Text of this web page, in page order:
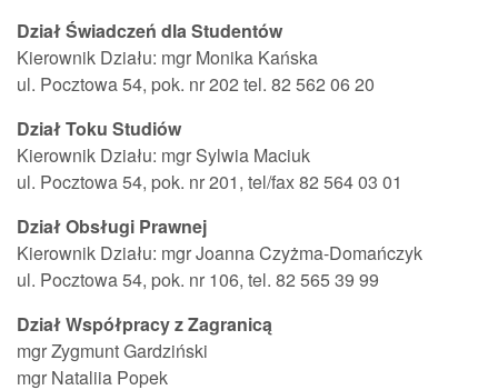
Dział Świadczeń dla Studentów
Kierownik Działu: mgr Monika Kańska
ul. Pocztowa 54, pok. nr 202 tel. 82 562 06 20
Dział Toku Studiów
Kierownik Działu: mgr Sylwia Maciuk
ul. Pocztowa 54, pok. nr 201, tel/fax 82 564 03 01
Dział Obsługi Prawnej
Kierownik Działu: mgr Joanna Czyżma-Domańczyk
ul. Pocztowa 54, pok. nr 106, tel. 82 565 39 99
Dział Współpracy z Zagranicą
mgr Zygmunt Gardziński
mgr Nataliia Popek